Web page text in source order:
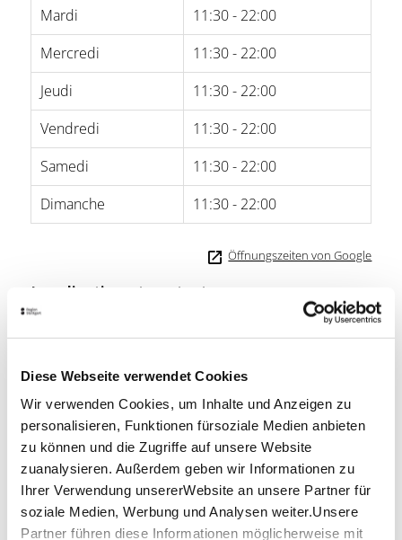
Diese Webseite verwendet Cookies
Wir verwenden Cookies, um Inhalte und Anzeigen zu
personalisieren, Funktionen fürsoziale Medien anbieten
zu können und die Zugriffe auf unsere Website
zuanalysieren. Außerdem geben wir Informationen zu
Ihrer Verwendung unsererWebsite an unsere Partner für
soziale Medien, Werbung und Analysen weiter.Unsere
Partner führen diese Informationen möglicherweise mit
Mardi
11:30 - 22:00
Mercredi
11:30 - 22:00
Jeudi
11:30 - 22:00
Vendredi
11:30 - 22:00
Samedi
11:30 - 22:00
Dimanche
11:30 - 22:00
Öffnungszeiten von Google
Localisation et contact
Schlachthofstr. 2
Téléphone :
0711/66 41 95 00
E-mail :willkommen@schlachthof-stuttgart.de
Site Web :www.schlachthof-stuttgart.de
Planen Sie Ihre Anreise
Verkehrs- und Tarifverbund Stuttgart GmbH